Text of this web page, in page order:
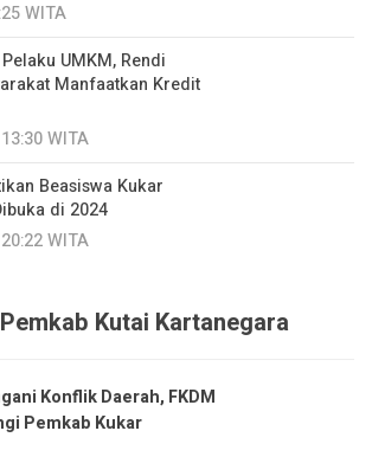
WITA
UMKM, Rendi
Manfaatkan Kredit
WITA
Beasiswa Kukar
di 2024
WITA
Kutai Kartanegara
Konflik Daerah, FKDM
Pemkab Kukar